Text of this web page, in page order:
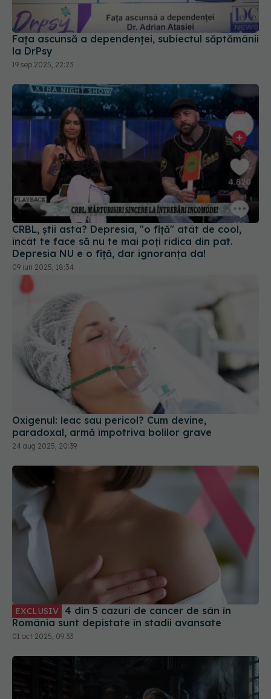
Fața ascunsă a dependenței, subiectul săptămânii
la DrPsy
19 sep 2025, 22:23
CRBL, știi asta? Depresia, "o fiță" atât de cool,
încât te face să nu te mai poți ridica din pat.
Depresia NU e o fiță, dar ignoranța da!
09 iun 2025, 18:34
Oxigenul: leac sau pericol? Cum devine,
paradoxal, armă împotriva bolilor grave
24 aug 2025, 20:39
EXCLUSIV
România sunt depistate în stadii avansate
01 oct 2025, 09:33